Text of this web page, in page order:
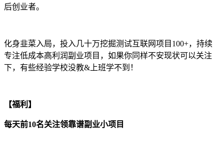
后创业者。
化身韭菜入局，投入几十万挖掘测试互联网项目100+，持续
专注低成本高利润副业项目，如果你同样不安现状可以关注
下，有些经验学校没教&上班学不到！
【福利】
每天前10名关注领靠谱副业小项目